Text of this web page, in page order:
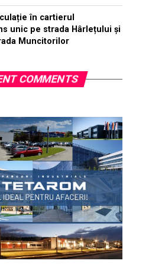
în cartierul
unic pe strada Hârlețului și
Muncitorilor
COMMENTS